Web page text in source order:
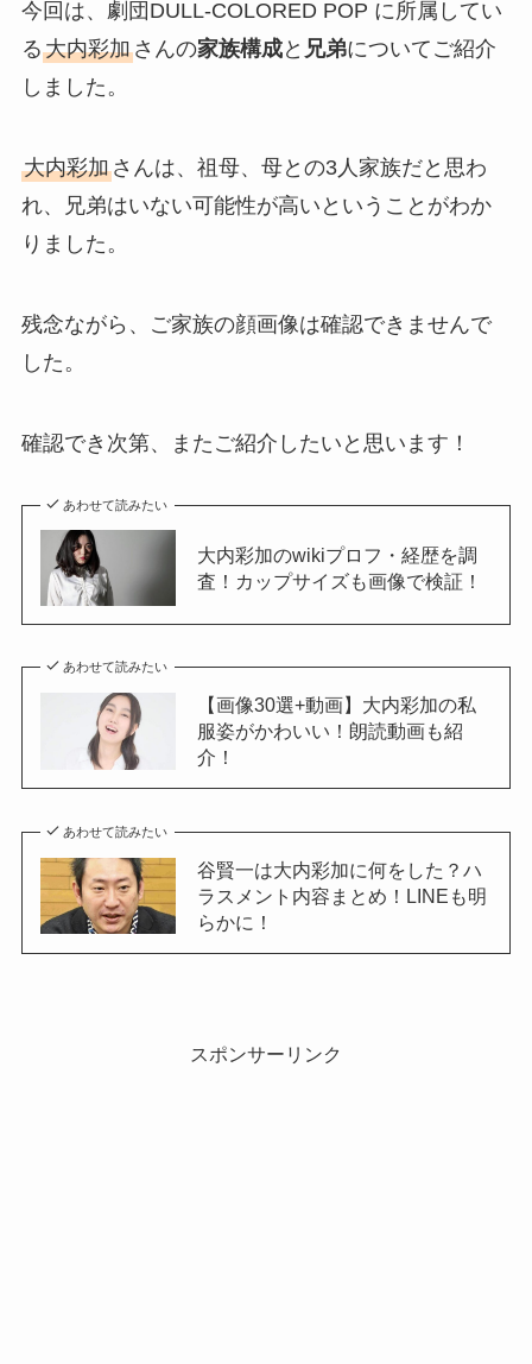
今回は、劇団DULL-COLORED POP に所属してい
る大内彩加さんの家族構成と 兄弟についてご紹介
しました。
大内彩加さんは、祖母、母との3人家族だと思わ
れ、兄弟はいない可能性が高いということがわか
りました。
残念ながら、ご家族の顔画像は確認できませんで
した。
確認でき次第、またご紹介したいと思います！
あわせて読みたい
大内彩加のwikiプロフ・経歴を調
査！カップサイズも画像で検証！
あわせて読みたい
【画像30選+動画】大内彩加の私
服姿がかわいい！朗読動画も紹
介！
あわせて読みたい
谷賢一は大内彩加に何をした？ハ
ラスメント内容まとめ！LINEも明
らかに！
スポンサーリンク